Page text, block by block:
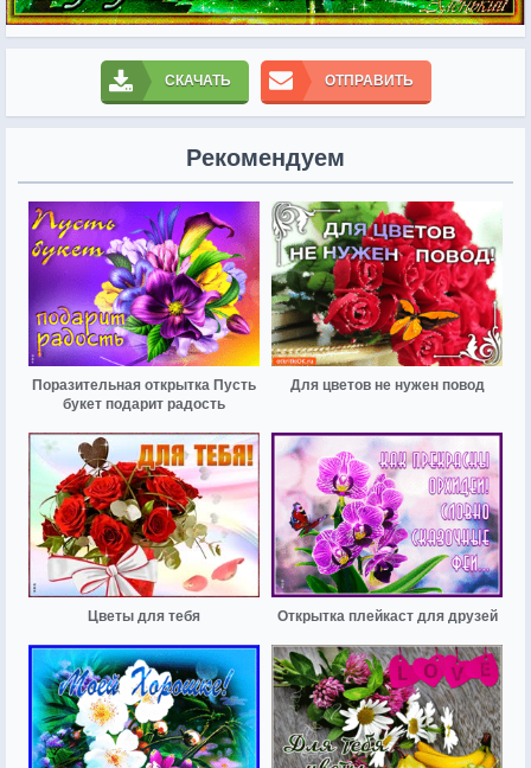
СКАЧАТЬ ОТПРАВИТЬ
Рекомендуем
Поразительная открытка Пусть
букет подарит радость
Для цветов не нужен повод
Цветы для тебя Открытка плейкаст для друзей